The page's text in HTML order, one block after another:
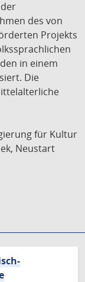
des von
Projekts
in einem
Die
für Kultur
Neustart